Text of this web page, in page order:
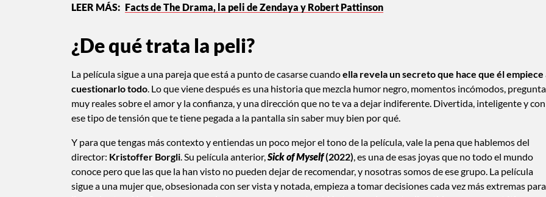
Facts de The Drama, la peli de Zendaya y Robert Pattinson
¿De qué trata la peli?
La película sigue a una pareja que está a punto de casarse cuandoella revela un secreto que hace que él empiece
cuestionarlo todo . Lo que viene después es una historia que mezcla humor negro, momentos incómodos,
muy reales sobre el amor y la confianza, y una dirección que no te va a dejar indiferente. Divertida, inteligente y con
ese tipo de tensión que te tiene pegada a la pantalla sin saber muy bien por qué.
Y para que tengas más contexto y entiendas un poco mejor el tono de la película, vale la pena que hablemos del
director: Kristoffer Borgli . Su película anterior, Sick of Myself(2022) , es una de esas joyas que no todo el mundo
conoce pero que las que la han visto no pueden dejar de recomendar, y nosotras somos de ese grupo. La película
sigue a una mujer que, obsesionada con ser vista y notada, empieza a tomar decisiones cada vez más extremas para